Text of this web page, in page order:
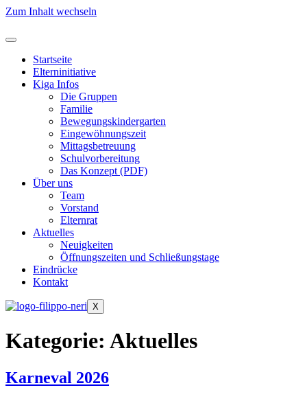
Zum Inhalt wechseln
Startseite
Elterninitiative
Kiga Infos
Die Gruppen
Familie
Bewegungskindergarten
Eingewöhnungszeit
Mittagsbetreuung
Schulvorbereitung
Das Konzept (PDF)
Über uns
Team
Vorstand
Elternrat
Aktuelles
Neuigkeiten
Öffnungszeiten und Schließungstage
Eindrücke
Kontakt
X
Kategorie: Aktuelles
Karneval 2026